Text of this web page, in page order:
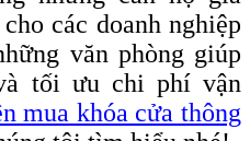
các doanh nghiệp
văn phòng giúp
tối ưu chi phí vận
mua khóa cửa thông